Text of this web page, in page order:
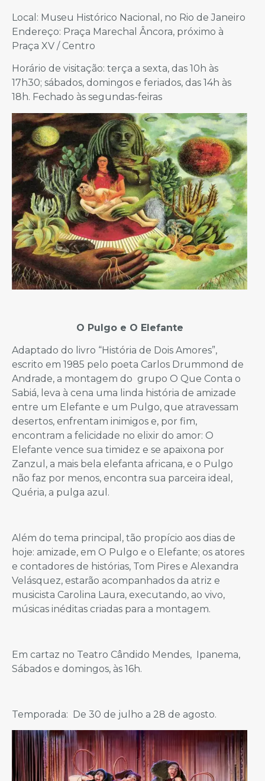
Local: Museu Histórico Nacional, no Rio de Janeiro
Endereço: Praça Marechal Âncora, próximo à
Praça XV / Centro
Horário de visitação: terça a sexta, das 10h às
17h30; sábados, domingos e feriados, das 14h às
18h. Fechado às segundas-feiras
O Pulgo e O Elefante
Adaptado do livro “História de Dois Amores”,
escrito em 1985 pelo poeta Carlos Drummond de
Andrade, a montagem do grupo O Que Conta o
Sabiá, leva à cena uma linda história de amizade
entre um Elefante e um Pulgo, que atravessam
desertos, enfrentam inimigos e, por fim,
encontram a felicidade no elixir do amor: O
Elefante vence sua timidez e se apaixona por
Zanzul, a mais bela elefanta africana, e o Pulgo
não faz por menos, encontra sua parceira ideal,
Quéria, a pulga azul.
Além do tema principal, tão propício aos dias de
hoje: amizade, em O Pulgo e o Elefante; os atores
e contadores de histórias, Tom Pires e Alexandra
Velásquez, estarão acompanhados da atriz e
musicista Carolina Laura, executando, ao vivo,
músicas inéditas criadas para a montagem.
Em cartaz no Teatro Cândido Mendes, Ipanema,
Sábados e domingos, às 16h.
Temporada: De 30 de julho a 28 de agosto.